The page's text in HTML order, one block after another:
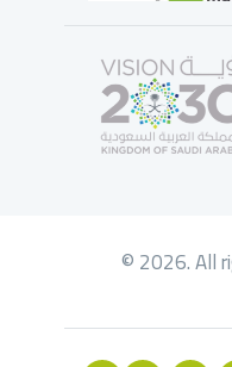
© 2026. All